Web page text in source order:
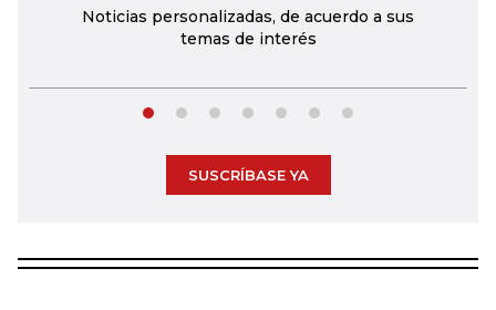
Noticias personalizadas, de acuerdo a sus
temas de interés
SUSCRÍBASE YA